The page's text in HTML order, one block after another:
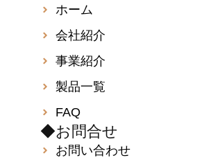
ホーム
会社紹介
事業紹介
製品一覧
FAQ
◆お問合せ
お問い合わせ